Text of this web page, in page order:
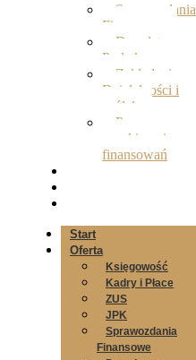
Sprawozdania
Finansowe
Doradztwo
Podatkowe
Zakładanie
Działalności i
spółek
Pomoc w
uzyskiwaniu
finansowań
Start
Oferta
Księgowość
Kadry i Płace
ZUS
JPK
Sprawozdania
Finansowe